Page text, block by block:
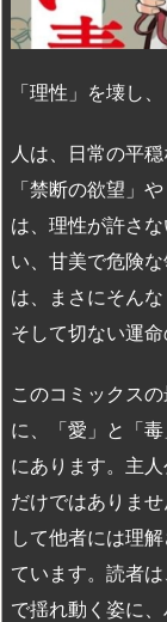
「理性」を壊し
人は、日常の平
「禁断の欲望」
は、理性が許さ
い、甘美で危険
は、まさにそん
そして切ない運
このコミックス
に、「愛」と「
にあります。主
だけではありま
して他者には理
ています。読者
で揺れ動く姿に